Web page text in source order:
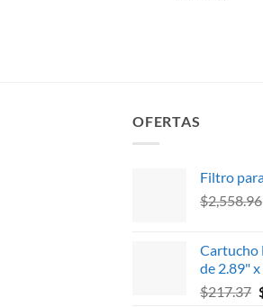
OFERTAS
Filtro
$2,558.96
Cartucho
de 2.89"
$217.37